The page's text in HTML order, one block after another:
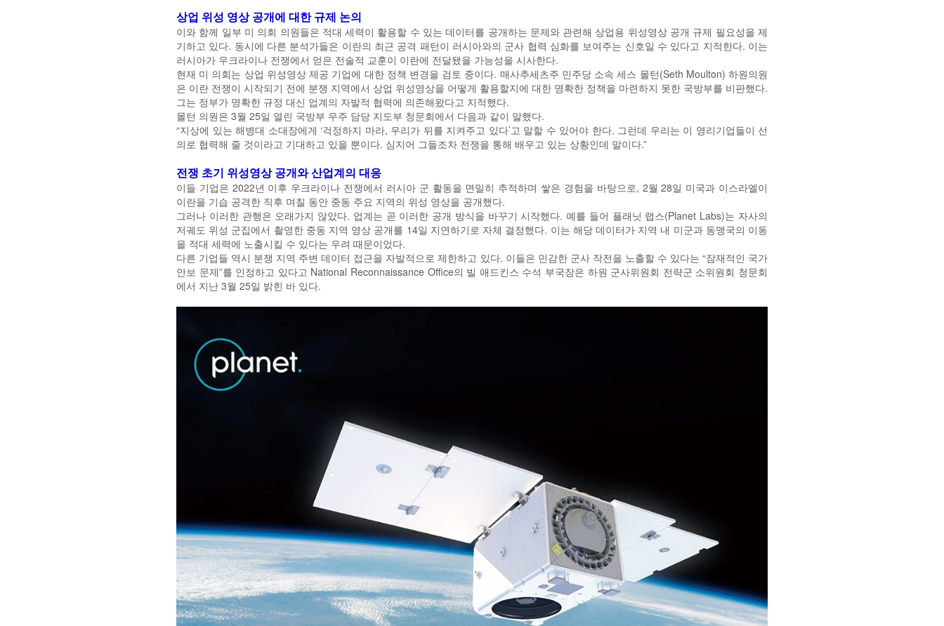
상업 위성 영상 공개에 대한 규제 논의
이와 함께 일부 미 의회 의원들은 적대 세력이 활용할 수 있는 데이터를 공개하는 문제와 관련해 상업용 위성영상 공개 규제 필요성을 제
기하고 있다. 동시에 다른 분석가들은 이란의 최근 공격 패턴이 러시아와의 군사 협력 심화를 보여주는 신호일 수 있다고 지적한다. 이는
러시아가 우크라이나 전쟁에서 얻은 전술적 교훈이 이란에 전달됐을 가능성을 시사한다.
현재 미 의회는 상업 위성영상 제공 기업에 대한 정책 변경을 검토 중이다. 매사추세츠주 민주당 소속 세스 몰턴(Seth Moulton) 하원의원
은 이란 전쟁이 시작되기 전에 분쟁 지역에서 상업 위성영상을 어떻게 활용할지에 대한 명확한 정책을 마련하지 못한 국방부를 비판했다.
그는 정부가 명확한 규정 대신 업계의 자발적 협력에 의존해왔다고 지적했다.
몰턴 의원은 3월 25일 열린 국방부 우주 담당 지도부 청문회에서 다음과 같이 말했다.
“지상에 있는 해병대 소대장에게 ‘걱정하지 마라, 우리가 뒤를 지켜주고 있다’고 말할 수 있어야 한다. 그런데 우리는 이 영리기업들이 선
의로 협력해 줄 것이라고 기대하고 있을 뿐이다. 심지어 그들조차 전쟁을 통해 배우고 있는 상황인데 말이다.”
전쟁 초기 위성영상 공개와 산업계의 대응
이들 기업은 2022년 이후 우크라이나 전쟁에서 러시아 군 활동을 면밀히 추적하며 쌓은 경험을 바탕으로, 2월 28일 미국과 이스라엘이
이란을 기습 공격한 직후 며칠 동안 중동 주요 지역의 위성 영상을 공개했다.
그러나 이러한 관행은 오래가지 않았다. 업계는 곧 이러한 공개 방식을 바꾸기 시작했다. 예를 들어 플래닛 랩스(Planet Labs)는 자사의
저궤도 위성 군집에서 촬영한 중동 지역 영상 공개를 14일 지연하기로 자체 결정했다. 이는 해당 데이터가 지역 내 미군과 동맹국의 이동
을 적대 세력에 노출시킬 수 있다는 우려 때문이었다.
다른 기업들 역시 분쟁 지역 주변 데이터 접근을 자발적으로 제한하고 있다. 이들은 민감한 군사 작전을 노출할 수 있다는 “잠재적인 국가
안보 문제”를 인정하고 있다고 National Reconnaissance Office의 빌 애드킨스 수석 부국장은 하원 군사위원회 전략군 소위원회 청문회
에서 지난 3월 25일 밝힌 바 있다.